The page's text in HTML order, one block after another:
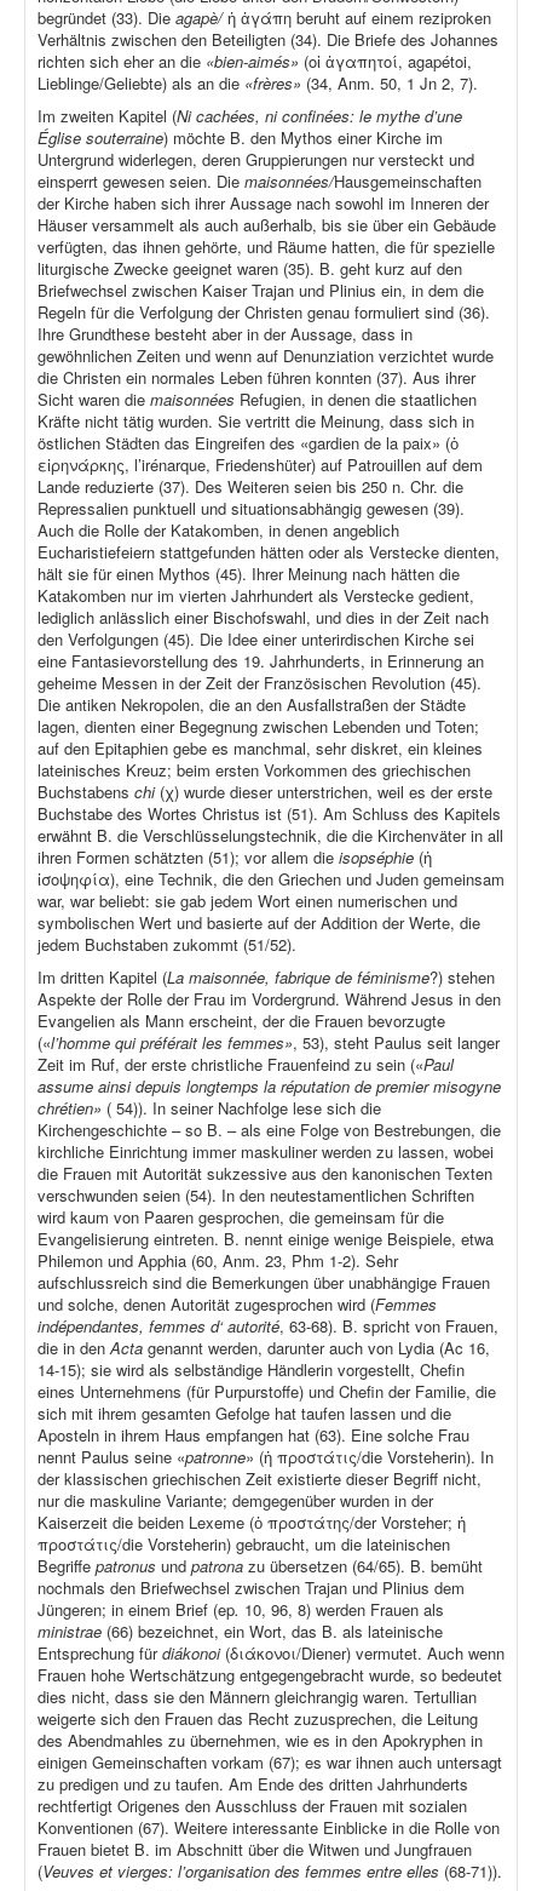
begründet (33). Die agapè/ἡ ἀγάπη beruht auf einem reziproken
Verhältnis zwischen den Beteiligten (34). Die Briefe des Johannes
richten sich eher an die «bien-aimés» (οἱ ἀγαπητοί, agapétoi,
Lieblinge/Geliebte) als an die «frères» (34, Anm. 50, 1 Jn 2, 7).
Im zweiten Kapitel (Ni cachées, ni confinées: le mythe d’une
Église souterraine) möchte B. den Mythos einer Kirche im
Untergrund widerlegen, deren Gruppierungen nur versteckt und
einsperrt gewesen seien. Die maisonnées/Hausgemeinschaften
der Kirche haben sich ihrer Aussage nach sowohl im Inneren der
Häuser versammelt als auch außerhalb, bis sie über ein Gebäude
verfügten, das ihnen gehörte, und Räume hatten, die für spezielle
liturgische Zwecke geeignet waren (35). B. geht kurz auf den
Briefwechsel zwischen Kaiser Trajan und Plinius ein, in dem die
Regeln für die Verfolgung der Christen genau formuliert sind (36).
Ihre Grundthese besteht aber in der Aussage, dass in
gewöhnlichen Zeiten und wenn auf Denunziation verzichtet wurde
die Christen ein normales Leben führen konnten (37). Aus ihrer
Sicht waren die maisonnées Refugien, in denen die staatlichen
Kräfte nicht tätig wurden. Sie vertritt die Meinung, dass sich in
östlichen Städten das Eingreifen des «gardien de la paix» (ὁ
εἰρηνάρκης, l’irénarque, Friedenshüter) auf Patrouillen auf dem
Lande reduzierte (37). Des Weiteren seien bis 250 n. Chr. die
Repressalien punktuell und situationsabhängig gewesen (39).
Auch die Rolle der Katakomben, in denen angeblich
Eucharistiefeiern stattgefunden hätten oder als Verstecke dienten,
hält sie für einen Mythos (45). Ihrer Meinung nach hätten die
Katakomben nur im vierten Jahrhundert als Verstecke gedient,
lediglich anlässlich einer Bischofswahl, und dies in der Zeit nach
den Verfolgungen (45). Die Idee einer unterirdischen Kirche sei
eine Fantasievorstellung des 19. Jahrhunderts, in Erinnerung an
geheime Messen in der Zeit der Französischen Revolution (45).
Die antiken Nekropolen, die an den Ausfallstraßen der Städte
lagen, dienten einer Begegnung zwischen Lebenden und Toten;
auf den Epitaphien gebe es manchmal, sehr diskret, ein kleines
lateinisches Kreuz; beim ersten Vorkommen des griechischen
Buchstabens chi (χ) wurde dieser unterstrichen, weil es der erste
Buchstabe des Wortes Christus ist (51). Am Schluss des Kapitels
erwähnt B. die Verschlüsselungstechnik, die die Kirchenväter in all
ihren Formen schätzten (51); vor allem die isopséphie (ἡ
ἰσοψηφία), eine Technik, die den Griechen und Juden gemeinsam
war, war beliebt: sie gab jedem Wort einen numerischen und
symbolischen Wert und basierte auf der Addition der Werte, die
jedem Buchstaben zukommt (51/52).
Im dritten Kapitel (La maisonnée, fabrique de féminisme?) stehen
Aspekte der Rolle der Frau im Vordergrund. Während Jesus in den
Evangelien als Mann erscheint, der die Frauen bevorzugte
(«l’homme qui préférait les femmes», 53), steht Paulus seit langer
Zeit im Ruf, der erste christliche Frauenfeind zu sein («Paul
assume ainsi depuis longtemps la réputation de premier misogyne
chrétien» ( 54)). In seiner Nachfolge lese sich die
Kirchengeschichte – so B. – als eine Folge von Bestrebungen, die
kirchliche Einrichtung immer maskuliner werden zu lassen, wobei
die Frauen mit Autorität sukzessive aus den kanonischen Texten
verschwunden seien (54). In den neutestamentlichen Schriften
wird kaum von Paaren gesprochen, die gemeinsam für die
Evangelisierung eintreten. B. nennt einige wenige Beispiele, etwa
Philemon und Apphia (60, Anm. 23, Phm 1-2). Sehr
aufschlussreich sind die Bemerkungen über unabhängige Frauen
und solche, denen Autorität zugesprochen wird (Femmes
indépendantes, femmes d‘ autorité, 63-68). B. spricht von Frauen,
die in denActa genannt werden, darunter auch von Lydia (Ac 16,
14-15); sie wird als selbständige Händlerin vorgestellt, Chefin
eines Unternehmens (für Purpurstoffe) und Chefin der Familie, die
sich mit ihrem gesamten Gefolge hat taufen lassen und die
Aposteln in ihrem Haus empfangen hat (63). Eine solche Frau
nennt Paulus seine «patronne» (ἡ προστάτις/die Vorsteherin). In
der klassischen griechischen Zeit existierte dieser Begriff nicht,
nur die maskuline Variante; demgegenüber wurden in der
Kaiserzeit die beiden Lexeme (ὁ προστάτης/der Vorsteher; ἡ
προστάτις/die Vorsteherin) gebraucht, um die lateinischen
Begriffe patronus und patrona zu übersetzen (64/65). B. bemüht
nochmals den Briefwechsel zwischen Trajan und Plinius dem
Jüngeren; in einem Brief (ep. 10, 96, 8) werden Frauen als
ministrae (66) bezeichnet, ein Wort, das B. als lateinische
Entsprechung fürdiákonoi (διάκονοι/Diener) vermutet. Auch wenn
Frauen hohe Wertschätzung entgegengebracht wurde, so bedeutet
dies nicht, dass sie den Männern gleichrangig waren. Tertullian
weigerte sich den Frauen das Recht zuzusprechen, die Leitung
des Abendmahles zu übernehmen, wie es in den Apokryphen in
einigen Gemeinschaften vorkam (67); es war ihnen auch untersagt
zu predigen und zu taufen. Am Ende des dritten Jahrhunderts
rechtfertigt Origenes den Ausschluss der Frauen mit sozialen
Konventionen (67). Weitere interessante Einblicke in die Rolle von
Frauen bietet B. im Abschnitt über die Witwen und Jungfrauen
(Veuves et vierges: l’organisation des femmes entre elles (68-71)).